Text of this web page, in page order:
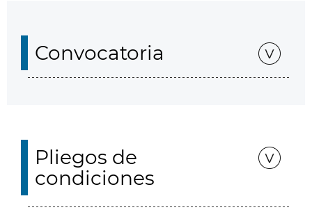
Convocatoria
Pliegos de
condiciones